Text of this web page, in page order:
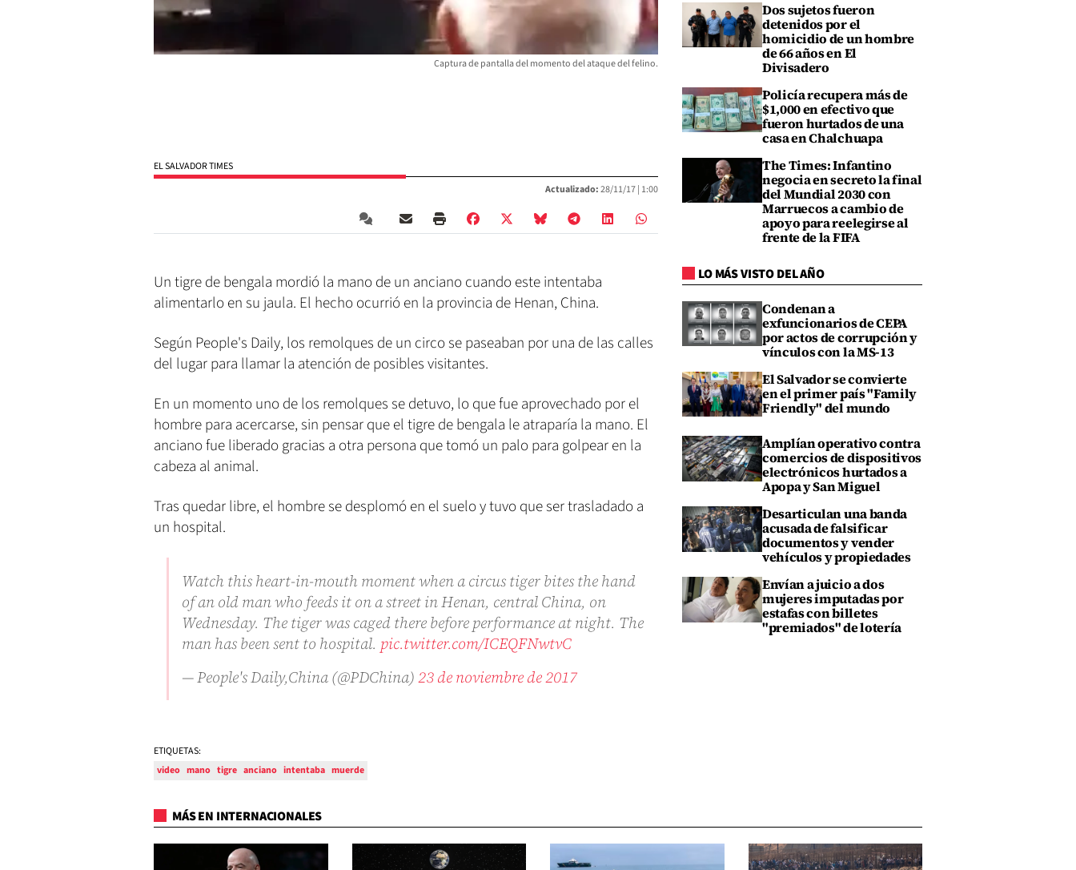
Captura de pantalla del momento del ataque del felino.
EL SALVADOR TIMES
Actualizado:28/11/17 | 1:00
Un tigre de bengala mordió la mano de un anciano cuando este intentaba
alimentarlo en su jaula. El hecho ocurrió en la provincia de Henan, China.
Según People's Daily, los remolques de un circo se paseaban por una de las calles
del lugar para llamar la atención de posibles visitantes.
En un momento uno de los remolques se detuvo, lo que fue aprovechado por el
hombre para acercarse, sin pensar que el tigre de bengala le atraparía la mano. El
anciano fue liberado gracias a otra persona que tomó un palo para golpear en la
cabeza al animal.
Tras quedar libre, el hombre se desplomó en el suelo y tuvo que ser trasladado a
un hospital.
Watch this heart-in-mouth moment when a circus tiger bites the hand
of an old man who feeds it on a street in Henan, central China, on
Wednesday. The tiger was caged there before performance at night. The
man has been sent to hospital. pic.twitter.com/ICEQFNwtvC
— People's Daily,China (@PDChina)23 de noviembre de 2017
ETIQUETAS:
video mano tigre anciano intentaba muerde
Dos sujetos fueron
detenidos por el
homicidio de un hombre
de 66 años en El
Divisadero
Policía recupera más de
$1,000 en efectivo que
fueron hurtados de una
casa en Chalchuapa
The Times: Infantino
negocia en secreto la final
del Mundial 2030 con
Marruecos a cambio de
apoyo para reelegirse al
frente de la FIFA
LO MÁS VISTO DEL AÑO
Condenan a
exfuncionarios de CEPA
por actos de corrupción y
vínculos con la MS-13
El Salvador se convierte
en el primer país "Family
Friendly" del mundo
Amplían operativo contra
comercios de dispositivos
electrónicos hurtados a
Apopa y San Miguel
Desarticulan una banda
acusada de falsificar
documentos y vender
vehículos y propiedades
Envían a juicio a dos
mujeres imputadas por
estafas con billetes
"premiados" de lotería
MÁS EN INTERNACIONALES